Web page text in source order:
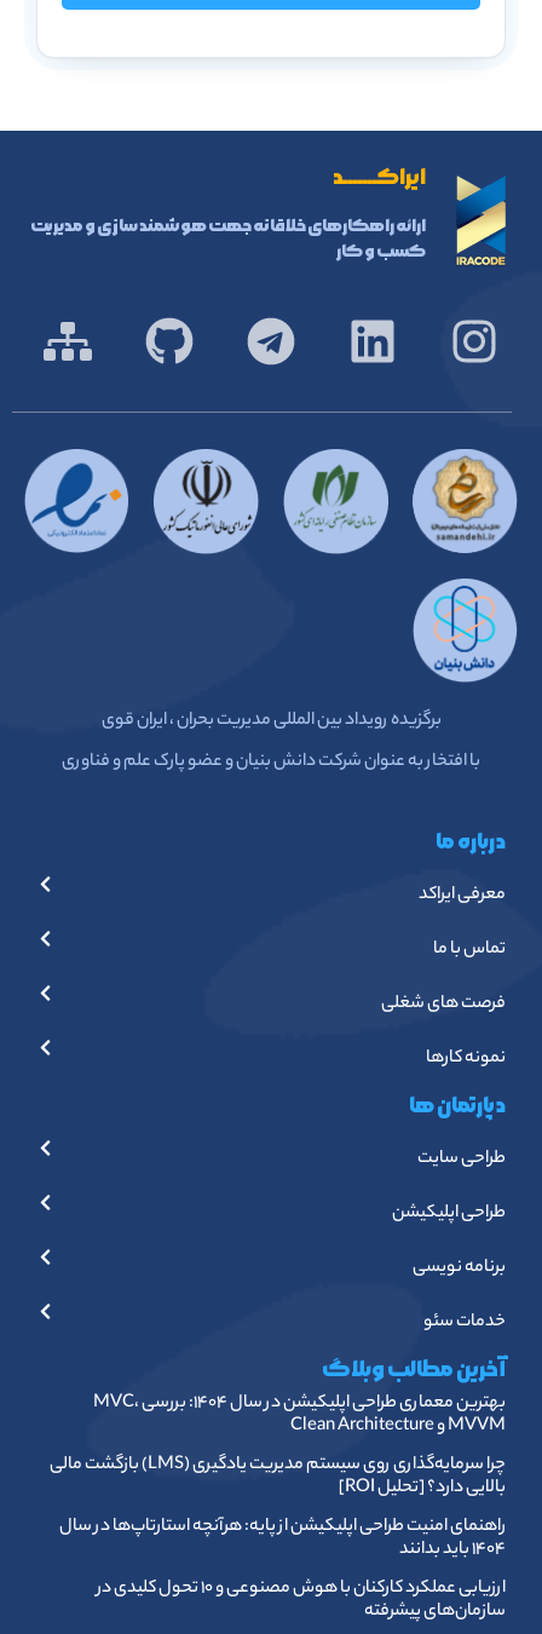
درباره ما
معرفی ایراکد
تماس با ما
فرصت های شغلی
نمونه کارها
دپارتمان ها
طراحی سایت
طراحی اپلیکیشن
برنامه نویسی
خدمات سئو
آخرین مطالب وبلاگ
بهترین معماری طراحی اپلیکیشن در سال ۱۴۰۴: بررسی MVC،
MVVM و Clean Architecture
چرا سرمایه‌گذاری روی سیستم مدیریت یادگیری (LMS) بازگشت مالی
بالایی دارد؟ [تحلیل ROI]
راهنمای امنیت طراحی اپلیکیشن از پایه: هرآنچه استارتاپ‌ها در سال
۱۴۰۴ باید بدانند
ارزیابی عملکرد کارکنان با هوش مصنوعی و ۱۰ تحول کلیدی در
سازمان‌های پیشرفته
ایراکـــــــد
ارائه راهکارهای خلاقانه جهت هوشمند سازی و مدیریت
کسب و کار
برگزیده رویداد بین المللی مدیریت بحران ، ایران قوی
با افتخار به عنوان شرکت دانش بنیان و عضو پارک علم و فناوری